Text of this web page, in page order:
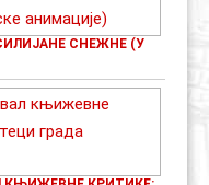
СНЕЖНЕ (У